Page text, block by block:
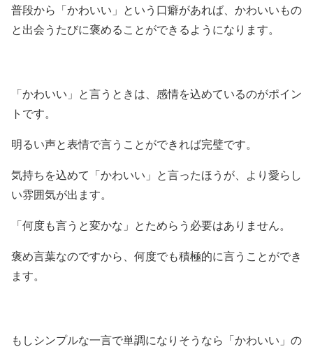
普段から「かわいい」という口癖があれば、かわいいもの
と出会うたびに褒めることができるようになります。
「かわいい」と言うときは、感情を込めているのがポイン
トです。
明るい声と表情で言うことができれば完璧です。
気持ちを込めて「かわいい」と言ったほうが、より愛らし
い雰囲気が出ます。
「何度も言うと変かな」とためらう必要はありません。
褒め言葉なのですから、何度でも積極的に言うことができ
ます。
もしシンプルな一言で単調になりそうなら「かわいい」の